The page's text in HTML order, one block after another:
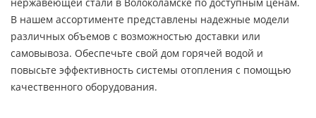
В нашем ассортименте представлены надежные модели
различных объемов с возможностью доставки или
самовывоза. Обеспечьте свой дом горячей водой и
повысьте эффективность системы отопления с помощью
качественного оборудования.